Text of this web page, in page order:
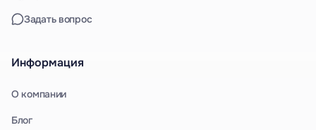
Задать вопрос
Информация
О компании
Блог